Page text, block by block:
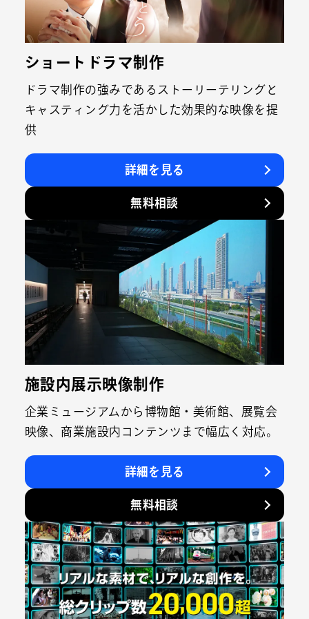
ショートドラマ制作
ドラマ制作の強みであるストーリーテリングと
キャスティング力を活かした効果的な映像を提
供
詳細を見る
無料相談
施設内展示映像制作
企業ミュージアムから博物館・美術館、展覧会
映像、商業施設内コンテンツまで幅広く対応。
詳細を見る
無料相談